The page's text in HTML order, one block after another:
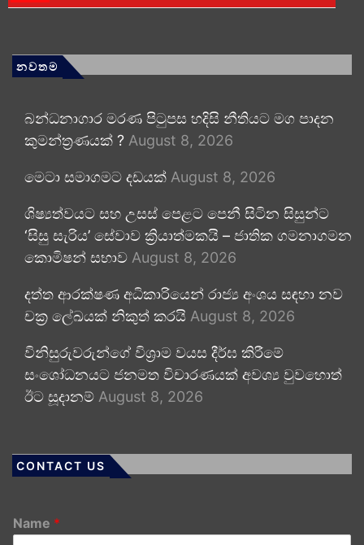
නවතම
බන්ධනාගාර මරණ පිටුපස හදිසි නීතියට මග පාදන
කුමන්ත්‍රණයක් ? August 8, 2026
මෙටා සමාගමට දඩයක් August 8, 2026
ශිෂ්‍යත්වයට සහ උසස් පෙළට පෙනී සිටින සිසුන්ට
‘සිසු සැරිය’ සේවාව ක්‍රියාත්මකයි – ජාතික ගමනාගමන
කොමිෂන් සභාව August 8, 2026
දත්ත ආරක්ෂණ අධිකාරියෙන් රාජ්‍ය අංශය සඳහා නව
චක්‍ර ලේඛයක් නිකුත් කරයි August 8, 2026
විනිසුරුවරුන්ගේ විශ්‍රාම වයස දීර්ඝ කිරීමේ
සංශෝධනයට ජනමත විචාරණයක් අවශ්‍ය වුවහොත්
ඊට සූදානම් August 8, 2026
CONTACT US
Name *